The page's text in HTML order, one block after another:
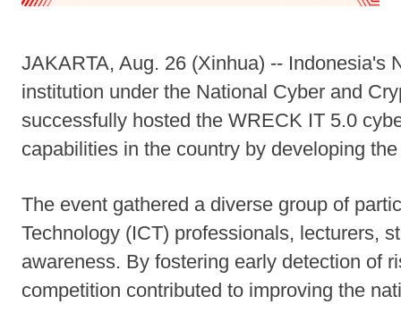
JAKARTA, Aug. 26 (Xinhua) -- Indonesia's
institution under the National Cyber and
successfully hosted the WRECK IT 5.0
capabilities in the country by developing
The event gathered a diverse group of
Technology (ICT) professionals, lecturers,
awareness. By fostering early detection of
competition contributed to improving the